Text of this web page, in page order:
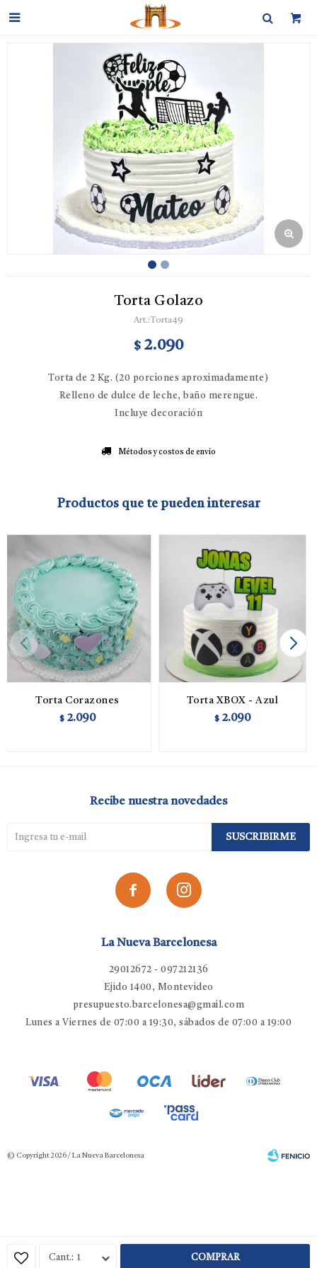

Torta Golazo
Torta49
$ 2.090
Torta de 2 Kg. (20 porciones aproximadamente)
Relleno de dulce de leche, baño merengue.
Incluye decoración
1 COMPRAR
Métodos y costos de envío
Productos que te pueden interesar
Torta Corazones
$ 2.090
Torta XBOX - Azul
$ 2.090
La Nueva Barcelonesa
29012672 - 097212136
Ejido 1400, Montevideo
presupuesto.barcelonesa@gmail.com
Lunes a Viernes de 07:00 a 19:30, sábados de 07:00 a 19:00
Recibe nuestra novedades
SUSCRIBIRME
 
© Copyright 2026 / La Nueva Barcelonesa